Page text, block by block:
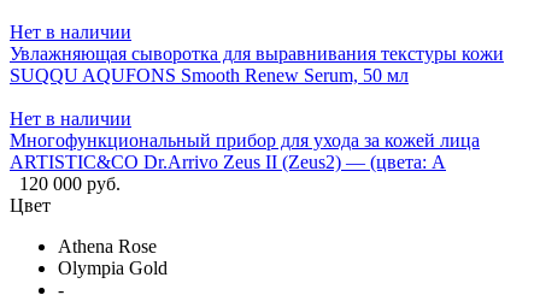
Нет в наличии
Увлажняющая сыворотка для выравнивания текстуры кожи
SUQQU AQUFONS Smooth Renew Serum, 50 мл
Нет в наличии
Многофункциональный прибор для ухода за кожей лица
ARTISTIC&CO Dr.Arrivo Zeus II (Zeus2) — (цвета: A
120 000 руб.
Цвет
Athena Rose
Olympia Gold
-